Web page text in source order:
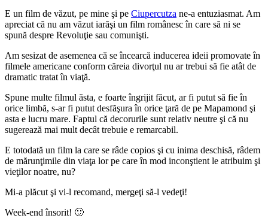
E un film de văzut, pe mine şi pe Ciupercutza ne-a entuziasmat. Am
apreciat că nu am văzut iarăşi un film românesc în care să ni se
spună despre Revoluţie sau comunişti.
Am sesizat de asemenea că se încearcă inducerea ideii promovate în
filmele americane conform căreia divorţul nu ar trebui să fie atât de
dramatic tratat în viaţă.
Spune multe filmul ăsta, e foarte îngrijit făcut, ar fi putut să fie în
orice limbă, s-ar fi putut desfăşura în orice ţară de pe Mapamond şi
asta e lucru mare. Faptul că decorurile sunt relativ neutre şi că nu
sugerează mai mult decât trebuie e remarcabil.
E totodată un film la care se râde copios şi cu inima deschisă, râdem
de mărunţimile din viaţa lor pe care în mod inconştient le atribuim şi
vieţilor noatre, nu?
Mi-a plăcut şi vi-l recomand, mergeţi să-l vedeţi!
Week-end însorit! 🙂